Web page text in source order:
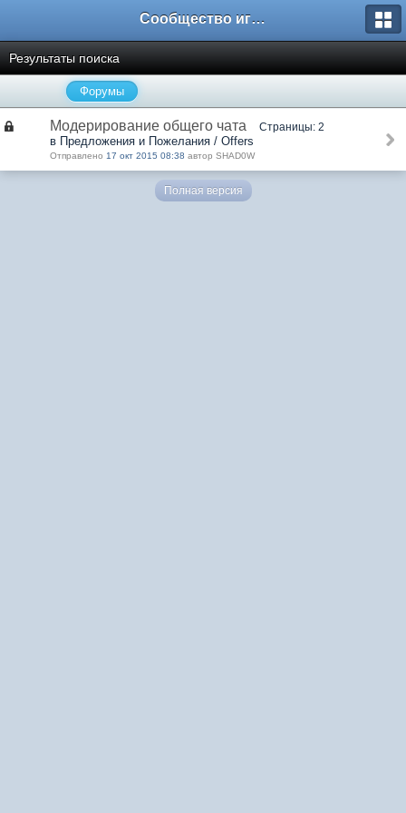
Сообщество игроков L2BesT.Org
Результаты поиска
Форумы
Модерирование общего чата Страницы: 2
в Предложения и Пожелания / Offers
Отправлено 17 окт 2015 08:38 автор SHAD0W
Полная версия